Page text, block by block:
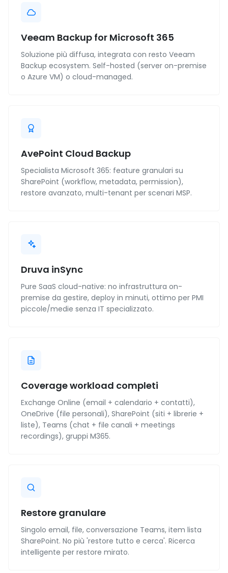
Veeam Backup for Microsoft 365
Soluzione più diffusa, integrata con resto Veeam
Backup ecosystem. Self-hosted (server on-premise
o Azure VM) o cloud-managed.
AvePoint Cloud Backup
Specialista Microsoft 365: feature granulari su
SharePoint (workflow, metadata, permission),
restore avanzato, multi-tenant per scenari MSP.
Druva inSync
Pure SaaS cloud-native: no infrastruttura on-
premise da gestire, deploy in minuti, ottimo per PMI
piccole/medie senza IT specializzato.
Coverage workload completi
Exchange Online (email + calendario + contatti),
OneDrive (file personali), SharePoint (siti + librerie +
liste), Teams (chat + file canali + meetings
recordings), gruppi M365.
Restore granulare
Singolo email, file, conversazione Teams, item lista
SharePoint. No più 'restore tutto e cerca'. Ricerca
intelligente per restore mirato.